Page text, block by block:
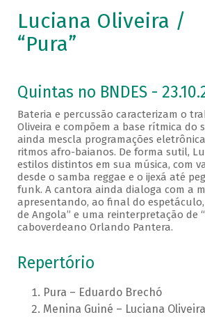
Luciana Oliveira /
“Pura”
Quintas no BNDES -
Bateria e percussão caracterizam o
Oliveira e compõem a base rítmica do
ainda mescla programações
ritmos afro-baianos. De forma sutil,
estilos distintos em sua música, com
desde o samba reggae e o ijexá até
funk. A cantora ainda dialoga com a
apresentando, ao final do espetáculo,
de Angola” e uma reinterpretação de
caboverdeano Orlando Pantera.
Repertório
Pura – Eduardo Brechó
Menina Guiné – Luciana Oliveira